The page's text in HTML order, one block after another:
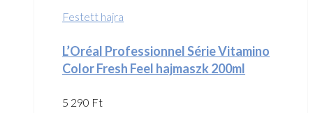
Festett hajra
L’Oréal Professionnel Série Vitamino
Color Fresh Feel hajmaszk 200ml
5 290 Ft